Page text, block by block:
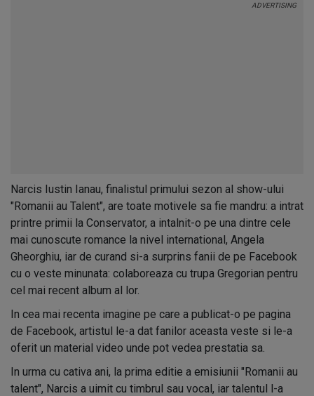
Narcis Iustin Ianau, finalistul primului sezon al show-ului
"Romanii au Talent", are toate motivele sa fie mandru: a intrat
printre primii la Conservator, a intalnit-o pe una dintre cele
mai cunoscute romance la nivel international, Angela
Gheorghiu, iar de curand si-a surprins fanii de pe Facebook
cu o veste minunata: colaboreaza cu trupa Gregorian pentru
cel mai recent album al lor.
In cea mai recenta imagine pe care a publicat-o pe pagina
de Facebook, artistul le-a dat fanilor aceasta veste si le-a
oferit un material video unde pot vedea prestatia sa.
In urma cu cativa ani, la prima editie a emisiunii "Romanii au
talent", Narcis a uimit cu timbrul sau vocal, iar talentul l-a